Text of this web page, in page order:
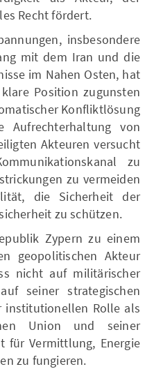
Recht fördert.
insbesondere
mit dem Iran und die
im Nahen Osten, hat
Position zugunsten
Konfliktlösung
Aufrechterhaltung von
Akteuren versucht
zu
zu vermeiden
die Sicherheit der
zu schützen.
Zypern zu einem
geopolitischen Akteur
nicht auf militärischer
seiner strategischen
institutionellen Rolle als
Union und seiner
für Vermittlung, Energie
zu fungieren.